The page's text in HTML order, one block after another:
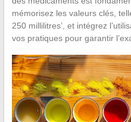
mémorisez les valeurs clés,
250 millilitres’, et intégrez
vos pratiques pour garantir